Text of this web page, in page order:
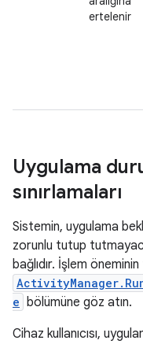
ertelenir
Uygulama
sınırlamaları
Sistemin, uygulama
zorunlu tutup
bağlıdır. İşlem
e bölümüne göz atın.
Cihaz kullanıcısı,